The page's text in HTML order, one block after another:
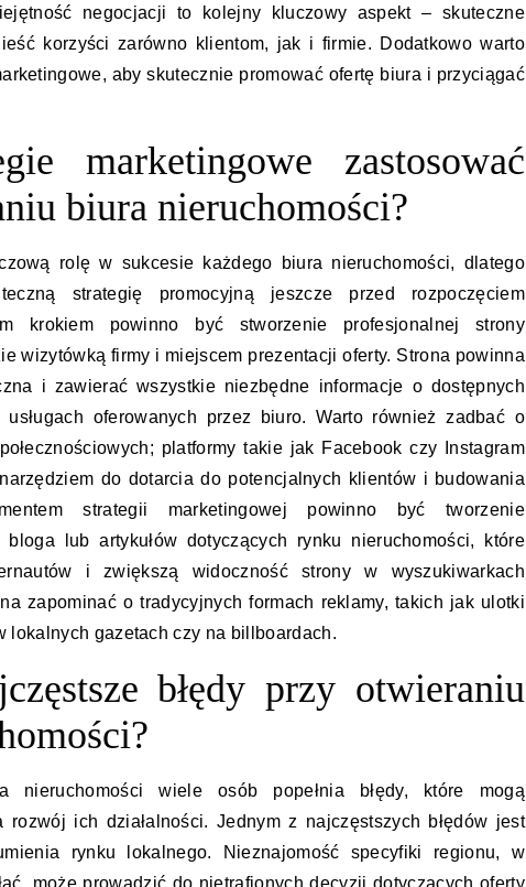
negocjacji to kolejny kluczowy aspekt – skuteczne
korzyści zarówno klientom, jak i firmie. Dodatkowo warto
aby skutecznie promować ofertę biura i przyciągać
marketingowe zastosować
biura nieruchomości?
rolę w sukcesie każdego biura nieruchomości, dlatego
strategię promocyjną jeszcze przed rozpoczęciem
krokiem powinno być stworzenie profesjonalnej strony
wizytówką firmy i miejscem prezentacji oferty. Strona powinna
i zawierać wszystkie niezbędne informacje o dostępnych
usługach oferowanych przez biuro. Warto również zadbać o
platformy takie jak Facebook czy Instagram
do dotarcia do potencjalnych klientów i budowania
strategii marketingowej powinno być tworzenie
lub artykułów dotyczących rynku nieruchomości, które
i zwiększą widoczność strony w wyszukiwarkach
zapominać o tradycyjnych formach reklamy, takich jak ulotki
lokalnych gazetach czy na billboardach.
błędy przy otwieraniu
nieruchomości wiele osób popełnia błędy, które mogą
rozwój ich działalności. Jednym z najczęstszych błędów jest
rynku lokalnego. Nieznajomość specyfiki regionu, w
może prowadzić do nietrafionych decyzji dotyczących oferty